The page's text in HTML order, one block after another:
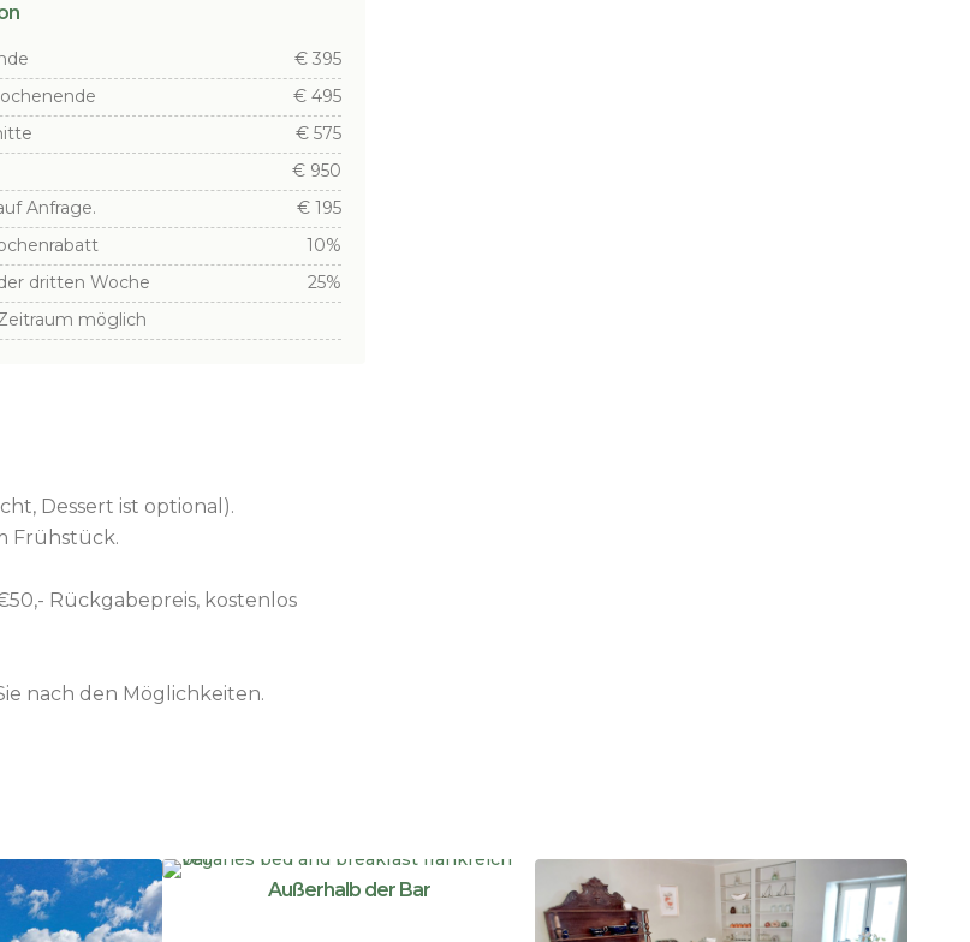
€ 395
€ 495
€ 575
€ 950
Anfrage.
€ 195
10%
dritten Woche
25%
möglich
Dessert ist optional).
Frühstück.
Rückgabepreis, kostenlos
nach den Möglichkeiten.
Außerhalb der Bar